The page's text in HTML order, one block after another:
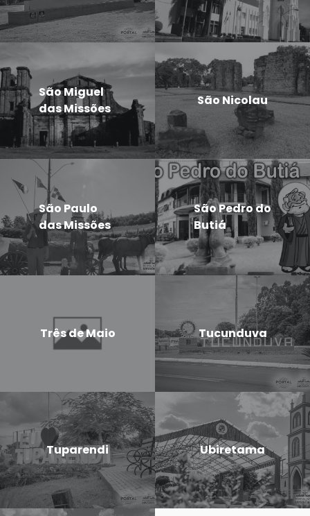
São Miguel
das Missões
São Nicolau
São Paulo
das Missões
São Pedro do
Butiá
Três de Maio Tucunduva
Tuparendi Ubiretama